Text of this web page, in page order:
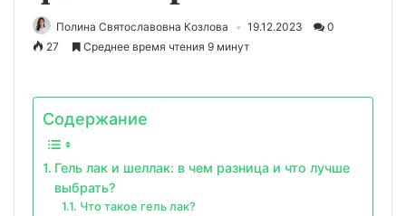
Полина Святославовна Козлова 19.12.2023
0
27
Среднее время чтения 9 минут
Содержание
Гель лак и шеллак: в чем разница и что лучше
выбрать?
Что такое гель лак?